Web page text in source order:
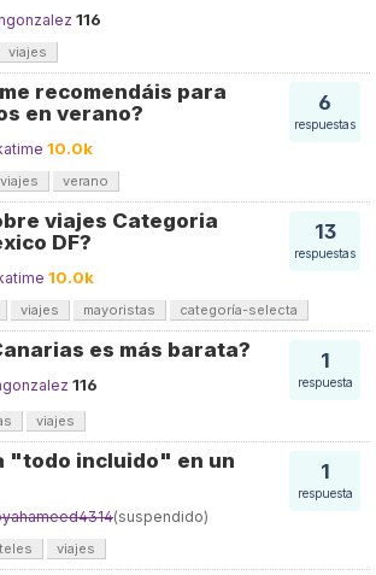
116
viajes
6
respuestas
recomendáis para
en verano?
10.0k
viajes verano
13
respuestas
viajes Categoria
DF?
10.0k
viajes mayoristas categoría-selecta
1
respuesta
es más barata?
116
viajes
1
respuesta
"todo incluido" en un
(suspendido)
viajes